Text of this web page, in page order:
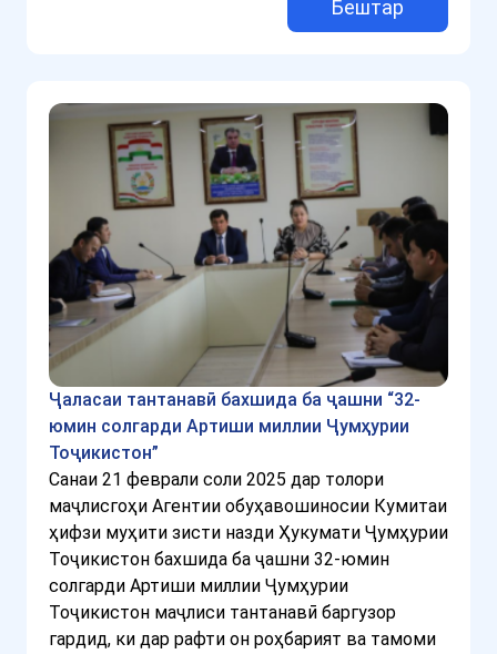
Бештар
Ҷаласаи тантанавӣ бахшида ба ҷашни “32-
юмин солгарди Артиши миллии Ҷумҳурии
Тоҷикистон”
Санаи 21 феврали соли 2025 дар толори
маҷлисгоҳи Агентии обуҳавошиносии Кумитаи
ҳифзи муҳити зисти назди Ҳукумати Ҷумҳурии
Тоҷикистон бахшида ба ҷашни 32-юмин
солгарди Артиши миллии Ҷумҳурии
Тоҷикистон маҷлиси тантанавӣ баргузор
гардид, ки дар рафти он роҳбарият ва тамоми